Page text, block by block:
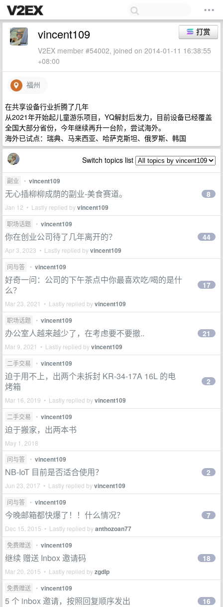
打赏
vincent109
V2EX member #54002, joined on 2014-01-11 16:38:55
+08:00
福州
在共享设备行业折腾了几年
从2021年开始起儿童游乐项目，YQ解封后发力，目前设备已经覆盖
全国大部分省份，今年继续再升一台阶，尝试海外。
海外已试点：瑞典、马来西亚、哈萨克斯坦、俄罗斯、韩国
Switch topics list
副业 • vincent109
无心插柳柳成荫的副业-美食赛道。
Jan 12 • Lastly replied byvincent109
8
职场话题 • vincent109
你在创业公司待了几年离开的？
Apr 3, 2023 • Lastly replied byvincent109
44
问与答 • vincent109
好奇一问：公司的下午茶点中你最喜欢吃/喝的是什
么？
Mar 23, 2021 • Lastly replied byvincent109
17
职场话题 • vincent109
办公室人越来越少了，在考虑要不要撤..
Mar 9, 2021 • Lastly replied byvincent109
21
二手交易 • vincent109
迫于用不上，出两个未拆封 KR-34-17A 16L 的电
烤箱
Mar 16, 2019 • Lastly replied byvincent109
2
二手交易 • vincent109
迫于搬家，出两本书
May 1, 2018
问与答
• vincent109
NB-IoT 目前是否适合使用？
Jun 23, 2017 • Lastly replied byvincent109
2
问与答 • vincent109
今晚邮箱都快爆了！！什么情况？
Dec 15, 2015 • Lastly replied byanthozoan77
7
免费赠送 • vincent109
继续 赠送 Inbox 邀请码
Mar 20, 2015 • Lastly replied byzgdlp
18
免费赠送 • vincent109
5 个 inbox 邀请，按照回复顺序发出 16